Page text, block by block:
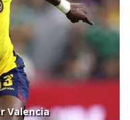
Valencia